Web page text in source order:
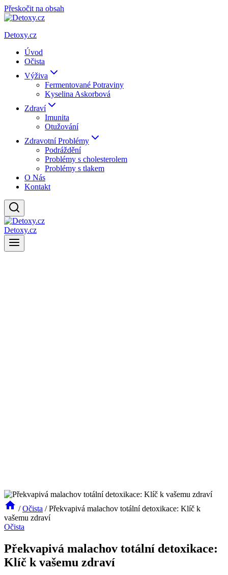
Přeskočit na obsah
Detoxy.cz
Úvod
Očista
Výživa
Fermentované Potraviny
Kyselina Askorbová
Zdraví
Imunita
Otužování
Zdravotní Problémy
Podráždění
Problémy s cholesterolem
Problémy s tlakem
O Nás
Kontakt
Detoxy.cz
/ Očista / Překvapivá malachov totální detoxikace: Klíč k
vašemu zdraví
Očista
Překvapivá malachov totální detoxikace:
Klíč k vašemu zdraví